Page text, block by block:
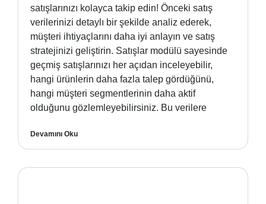
satışlarınızı kolayca takip edin! Önceki satış
verilerinizi detaylı bir şekilde analiz ederek,
müşteri ihtiyaçlarını daha iyi anlayın ve satış
stratejinizi geliştirin. Satışlar modülü sayesinde
geçmiş satışlarınızı her açıdan inceleyebilir,
hangi ürünlerin daha fazla talep gördüğünü,
hangi müşteri segmentlerinin daha aktif
olduğunu gözlemleyebilirsiniz. Bu verilere
Devamını Oku